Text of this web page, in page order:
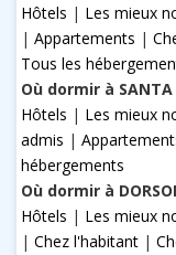
Hôtels | Les mieux
| Appartements |
Tous les
Où dormir à SANTA
Hôtels | Les mieux
admis |
hébergements
Où dormir à
Hôtels | Les mieux
| Chez l'habitant |